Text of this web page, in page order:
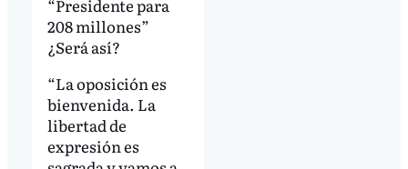
“Presidente para
208 millones”
¿Será así?
“La oposición es
bienvenida. La
libertad de
expresión es